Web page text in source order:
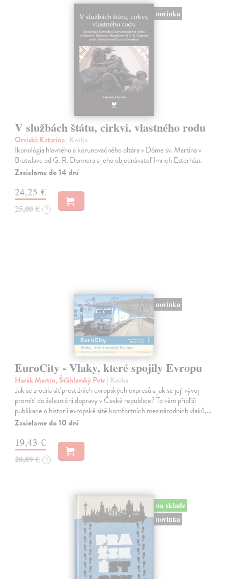
novinka
V službách štátu, cirkvi, vlastného rodu
Orviská Katarína| Kniha
Ikonológia hlavného a korunovačného oltára v Dóme sv. Martina v
Bratislave od G. R. Donnera a jeho objednávateľ Imrich Esterházi.
Zasielame do 14 dní
24,25 €
25,00 € ?
novinka
EuroCity - Vlaky, které spojily Evropu
Harák Martin, Šťáhlavský Petr| Kniha
Jak se zrodila síť prestižních evropských expresů a jak se její vývoj
promítl do železniční dopravy v České republice? To vám přiblíží
publikace o historii evropské sítě komfortních mezinárodních vlaků,…
Zasielame do 10 dní
19,43 €
20,89 € ?
na sklade
novinka